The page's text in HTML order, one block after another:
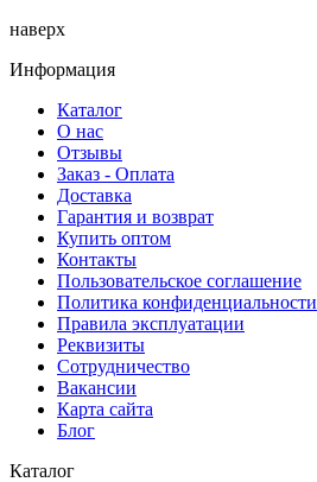
наверх
Информация
Каталог
О нас
Отзывы
Заказ - Оплата
Доставка
Гарантия и возврат
Купить оптом
Контакты
Пользовательское соглашение
Политика конфиденциальности
Правила эксплуатации
Реквизиты
Сотрудничество
Вакансии
Карта сайта
Блог
Каталог